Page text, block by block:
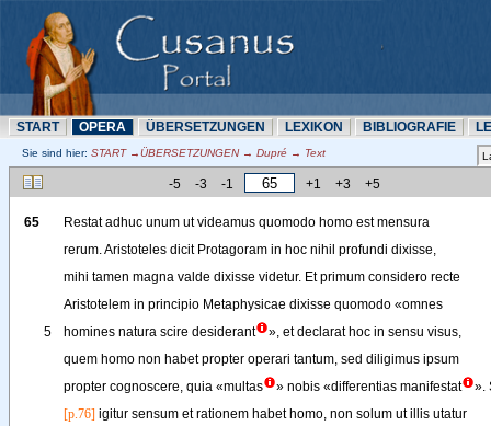
START OPERA ÜBERSETZUNN LEXIKON BIBLIOGRAFIE
Sie sind hier: START →ÜBERSETZUNN → Dupré → Text
-5 -3 -1 +1 +3 +5
65 Restat adhuc unum ut videamus quomodo homo est mensura
rerum. Aristoteles dicit Protagoram in hoc nihil profundi dixisse,
mihi tamen magna valde dixisse videtur. Et primum considero recte
Aristotelem in principio Metaphysicae dixisse quomodo «omnes
5
homines natura scire desiderant », et declarat hoc in sensu visus,
quem homo non habet propter operari tantum, sed diligimus ipsum
propter cognoscere, quia «multas » nobis «differentias manifestat ».
[p.76] igitur sensum et rationem habet homo, non solum ut illis utatur